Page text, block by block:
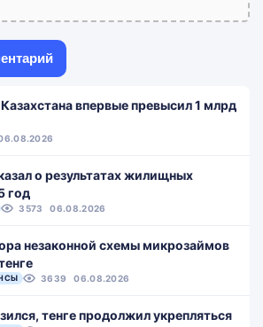
впервые превысил 1 млрд
о результатах жилищных
год
3573 06.08.2026
незаконной схемы микрозаймов
3639 06.08.2026
тенге продолжил укрепляться